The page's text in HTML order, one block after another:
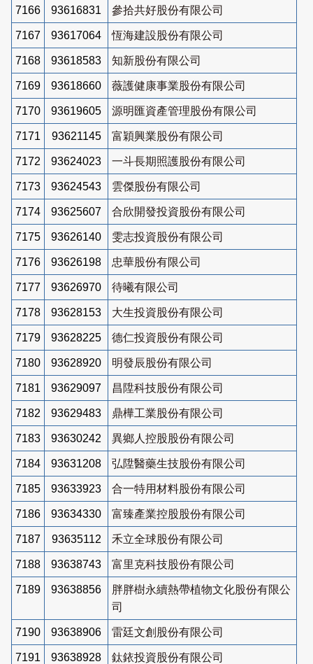
7166 93616831 參拾共好股份有限公司
7167 93617064 恆海建設股份有限公司
7168 93618583 知新股份有限公司
7169 93618660 薇護健康事業股份有限公司
7170 93619605 源明匯資產管理股份有限公司
7171 93621145 富穎興業股份有限公司
7172 93624023 一斗長期照護股份有限公司
7173 93624543 雲傑股份有限公司
7174 93625607 合欣開發投資股份有限公司
7175 93626140 雯志投資股份有限公司
7176 93626198 忠華股份有限公司
7177 93626970 待曦有限公司
7178 93628153 大生投資股份有限公司
7179 93628225 德仁投資股份有限公司
7180 93628920 明發辰股份有限公司
7181 93629097 昌陞科技股份有限公司
7182 93629483 鼎樺工業股份有限公司
7183 93630242 異鄉人控股股份有限公司
7184 93631208 弘陞醫藥生技股份有限公司
7185 93633923 合一特用材料股份有限公司
7186 93634330 富臻產業控股股份有限公司
7187 93635112 禾立全球股份有限公司
7188 93638743 富里克科技股份有限公司
7189 93638856
胖胖樹永續熱帶植物文化股份有限公
司
7190 93638906 雷廷文創股份有限公司
7191 93638928 鈦銥投資股份有限公司